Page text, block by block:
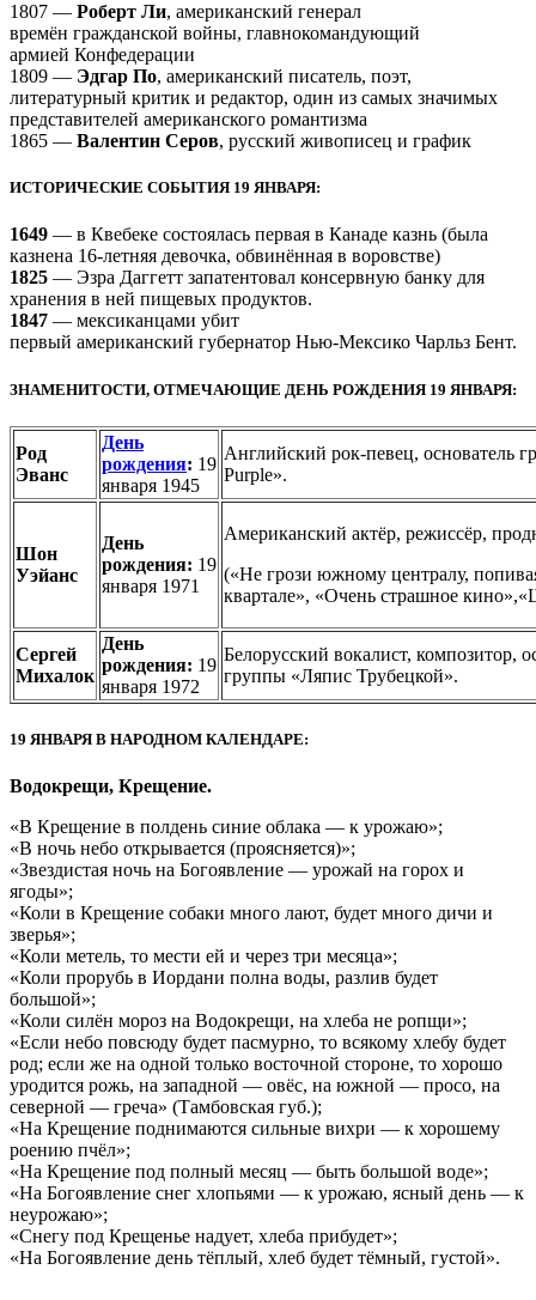
1807 — Роберт Ли, американский генерал
времён гражданской войны, главнокомандующий
армией Конфедерации
1809 — Эдгар По, американский писатель, поэт,
литературный критик и редактор, один из самых значимых
представителей американского романтизма
1865 — Валентин Серов, русский живописец и график
ИСТОРИЧЕСКИЕ СОБЫТИЯ 19 ЯНВАРЯ:
1649 — в Квебеке состоялась первая в Канаде казнь (была
казнена 16-летняя девочка, обвинённая в воровстве)
1825 — Эзра Даггетт запатентовал консервную банку для
хранения в ней пищевых продуктов.
1847 — мексиканцами убит
первый американский губернатор Нью-Мексико Чарльз Бент.
ЗНАМЕНИТОСТИ, ОТМЕЧАЮЩИЕ ДЕНЬ РОЖДЕНИЯ 19 ЯНВАРЯ:
Род
Эванс
День
рождения: 19
января 1945
Английский рок-певец, основатель
Purple».
Шон
Уэйанс
День
рождения: 19
января 1971
Американский актёр, режиссёр,
(«Не грози южному централу,
квартале», «Очень страшное
Сергей
Михалок
День
рождения: 19
января 1972
Белорусский вокалист, композитор,
группы «Ляпис Трубецкой».
19 ЯНВАРЯ В НАРОДНОМ КАЛЕНДАРЕ:
Водокрещи, Крещение.
«В Крещение в полдень синие облака — к урожаю»;
«В ночь небо открывается (проясняется)»;
«Звездистая ночь на Богоявление — урожай на горох и
ягоды»;
«Коли в Крещение собаки много лают, будет много дичи и
зверья»;
«Коли метель, то мести ей и через три месяца»;
«Коли прорубь в Иордани полна воды, разлив будет
большой»;
«Коли силён мороз на Водокрещи, на хлеба не ропщи»;
«Если небо повсюду будет пасмурно, то всякому хлебу будет
род; если же на одной только восточной стороне, то хорошо
уродится рожь, на западной — овёс, на южной — просо, на
северной — греча» (Тамбовская губ.);
«На Крещение поднимаются сильные вихри — к хорошему
роению пчёл»;
«На Крещение под полный месяц — быть большой воде»;
«На Богоявление снег хлопьями — к урожаю, ясный день — к
неурожаю»;
«Снегу под Крещенье надует, хлеба прибудет»;
«На Богоявление день тёплый, хлеб будет тёмный, густой».